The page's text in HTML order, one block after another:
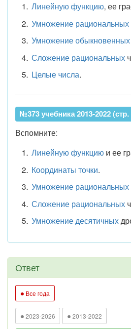
Линейную функцию, ее
Умножение рациональных
Умножение обыкновенных
Сложение рациональных
Целые числа.
№373 учебника 2013-2022 (стр.
Вспомните:
Линейную функциюи ее
Координаты точки.
Умножение рациональных
Сложение рациональных
Умножение десятичных
Ответ
● Все года
● 2023-2026 ● 2013-2022